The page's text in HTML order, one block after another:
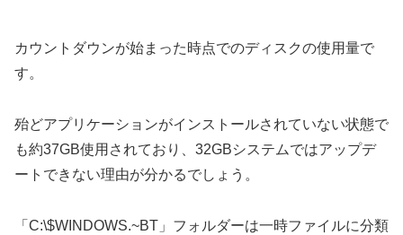
カウントダウンが始まった時点でのディスクの使用量で
す。
殆どアプリケーションがインストールされていない状態で
も約37GB使用されており、32GBシステムではアップデ
ートできない理由が分かるでしょう。
「C:\$WINDOWS.~BT」フォルダーは一時ファイルに分類